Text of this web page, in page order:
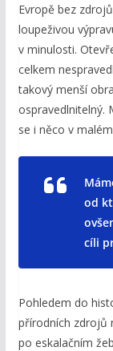
Evropě bez
loupeživou
v minulosti.
celkem
takový menší
ospravedlnitelný.
se i něco v
od
cíli
Pohledem do
přírodních zdrojů
po eskalačním